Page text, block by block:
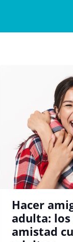
Hacer
adulta:
amistad